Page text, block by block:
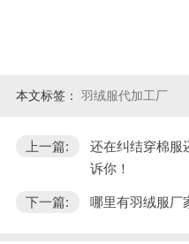
本文标签： 羽绒服代加工厂
上一篇:
还在纠结穿棉服
诉你！
下一篇: 哪里有羽绒服厂